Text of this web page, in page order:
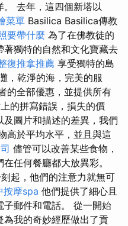
去年，這四個新塔以
菜單 Basilica Basilica傳教
要帶什麼 為了在佛教徒的
獨特的自然和文化寶藏去
復推拿推薦 享受獨特的島
，乾淨的海，完美的服
的全部優惠，並提供所有
的拼寫錯誤，損失的價
圖片和描述的差異，我們
高於平均水平，並且與這
儘管可以改善某些食物，
任何餐廳都大放異彩。
起，他們的注意力就無可
按摩spa 他們提供了細心且
郵件和電話。 從一開始
我的奇妙經歷做出了貢